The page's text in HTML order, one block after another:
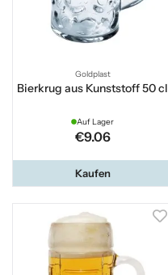
Goldplast
Bierkrug aus Kunststoff 50 cl
Auf Lager
€9.06
Kaufen